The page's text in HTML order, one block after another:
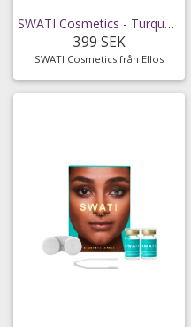
SWATI Cosmetics - Turquoise kosmetiska 1-månadslinser
399 SEK
SWATI Cosmetics från Ellos